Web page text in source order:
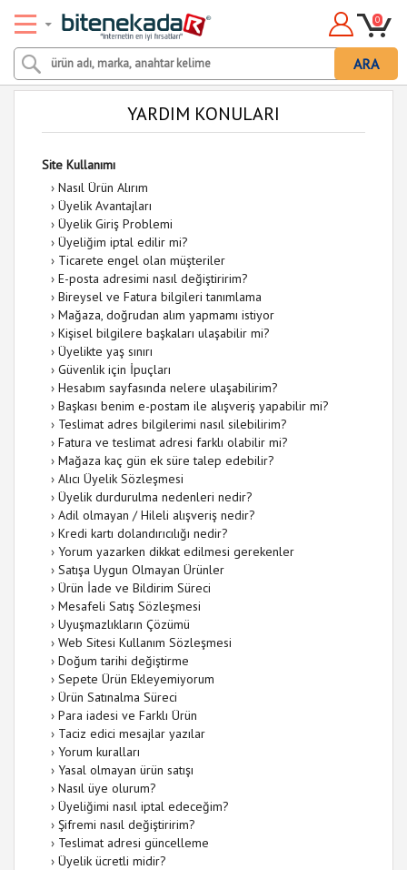
ARA
0
YARDIM KONULARI
Site Kullanımı
› Nasıl Ürün Alırım
› Üyelik Avantajları
› Üyelik Giriş Problemi
› Üyeliğim iptal edilir mi?
› Ticarete engel olan müşteriler
› E-posta adresimi nasıl değiştiririm?
› Bireysel ve Fatura bilgileri tanımlama
› Mağaza, doğrudan alım yapmamı istiyor
› Kişisel bilgilere başkaları ulaşabilir mi?
› Üyelikte yaş sınırı
› Güvenlik için İpuçları
› Hesabım sayfasında nelere ulaşabilirim?
› Başkası benim e-postam ile alışveriş yapabilir mi?
› Teslimat adres bilgilerimi nasıl silebilirim?
› Fatura ve teslimat adresi farklı olabilir mi?
› Mağaza kaç gün ek süre talep edebilir?
› Alıcı Üyelik Sözleşmesi
› Üyelik durdurulma nedenleri nedir?
› Adil olmayan / Hileli alışveriş nedir?
› Kredi kartı dolandırıcılığı nedir?
› Yorum yazarken dikkat edilmesi gerekenler
› Satışa Uygun Olmayan Ürünler
› Ürün İade ve Bildirim Süreci
› Mesafeli Satış Sözleşmesi
› Uyuşmazlıkların Çözümü
› Web Sitesi Kullanım Sözleşmesi
› Doğum tarihi değiştirme
› Sepete Ürün Ekleyemiyorum
› Ürün Satınalma Süreci
› Para iadesi ve Farklı Ürün
› Taciz edici mesajlar yazılar
› Yorum kuralları
› Yasal olmayan ürün satışı
› Nasıl üye olurum?
› Üyeliğimi nasıl iptal edeceğim?
› Şifremi nasıl değiştiririm?
› Teslimat adresi güncelleme
› Üyelik ücretli midir?